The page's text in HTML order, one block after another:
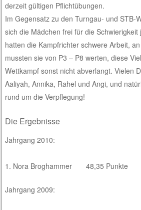
derzeit gültigen Pflichtübungen.
Im Gegensatz zu den Turngau- und STB-
sich die Mädchen frei für die
hatten die Kampfrichter schwere Arbeit,
mussten sie von P3 – P8 werten, diese
Wettkampf sonst nicht abverlangt. Vielen
Aaliyah, Annika, Rahel und Angi, und
rund um die Verpflegung!
Die Ergebnisse
Jahrgang 2010:
1. Nora Broghammer 48,35 Punkte
Jahrgang 2009: